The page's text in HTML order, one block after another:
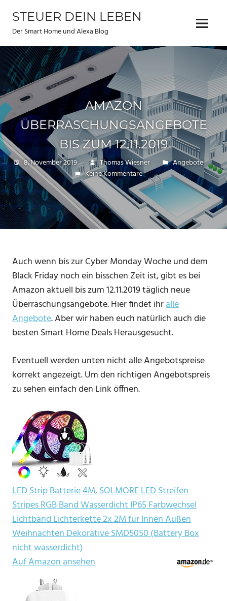
Inhalt
springen
STEUER DEIN LEBEN
Der Smart Home und Alexa Blog Menu
AMAZON
ÜBERRASCHUNGSANGEBOTE
BIS ZUM 12.11.2019
8. November 2019 Thomas Wiesner
Angebote
Keine Kommentare
Auch wenn bis zur Cyber Monday Woche und dem
Black Friday noch ein bisschen Zeit ist, gibt es bei
Amazon aktuell bis zum 12.11.2019 täglich neue
Überraschungsangebote. Hier findet ihralle
Angebote. Aber wir haben euch natürlich auch die
besten Smart Home Deals Herausgesucht.
Eventuell werden unten nicht alle Angebotspreise
korrekt angezeigt. Um den richtigen Angebotspreis
zu sehen einfach den Link öffnen.
LED Strip Batterie 4M, SOLMORE LED Streifen
Stripes RGB Band Wasserdicht IP65 Farbwechsel
Lichtband Lichterkette 2x 2M für Innen Außen
Weihnachten Dekorative SMD5050 (Battery Box
nicht wasserdicht)
Auf Amazon ansehen